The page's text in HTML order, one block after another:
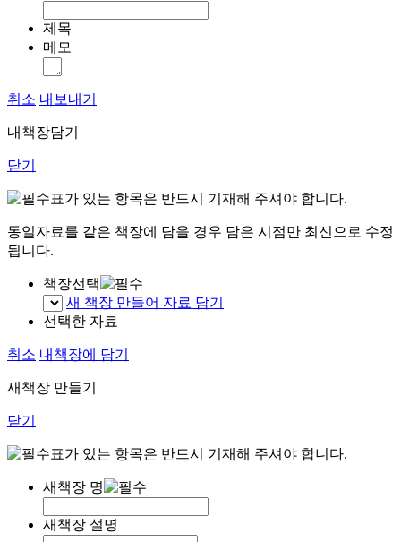
제목
메모
취소 내보내기
내책장담기
닫기
표가 있는 항목은 반드시 기재해 주셔야 합니다.
동일자료를 같은 책장에 담을 경우 담은 시점만 최신으로 수정
됩니다.
책장선택
새 책장 만들어 자료 담기
선택한 자료
취소 내책장에 담기
새책장 만들기
닫기
표가 있는 항목은 반드시 기재해 주셔야 합니다.
새책장 명
새책장 설명